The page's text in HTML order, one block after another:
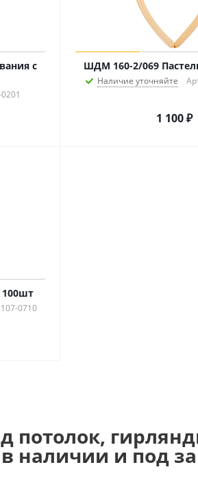
с
ШДМ 160-2/069
Наличие уточняйте
1 100₽
100шт
0710
потолок,
наличии и под